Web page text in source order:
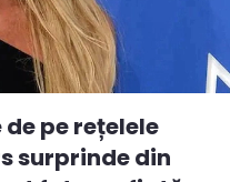
pe rețelele
surprinde din